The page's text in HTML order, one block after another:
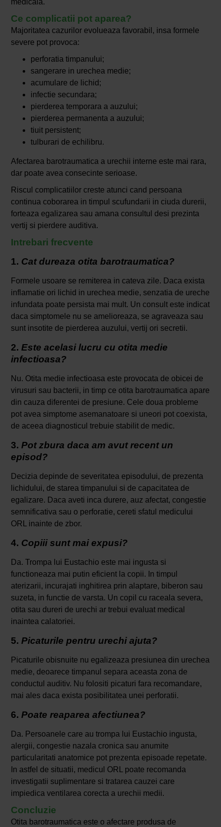
medicala.
Ce complicatii pot aparea?
Majoritatea cazurilor evolueaza favorabil, insa formele
severe pot provoca:
perforatia timpanului;
sangerare in urechea medie;
acumulare de lichid;
infectie secundara;
pierderea temporara a auzului;
pierderea permanenta a auzului;
tiuit persistent;
tulburari de echilibru.
Afectarea barotraumatica a urechii interne este mai rara,
dar poate avea consecinte serioase.
Riscul complicatiilor creste atunci cand persoana
continua coborarea in timpul scufundarii in ciuda durerii,
forteaza egalizarea sau amana consultul desi prezinta
vertij si pierdere auditiva.
Intrebari frecvente
1. Cat dureaza otita barotraumatica?
Formele usoare se remiterea in cateva zile. Daca exista
inflamatie ori lichid in urechea medie, senzatia de ureche
infundata poate persista mai mult. Un consult este indicat
daca simptomele nu se amelioreaza, se agraveaza sau
sunt insotite de pierderea auzului, vertij ori secretii.
2. Este acelasi lucru cu otita medie
infectioasa?
Nu. Otita medie infectioasa este provocata de obicei de
virusuri sau bacterii, in timp ce otita barotraumatica apare
din cauza diferentei de presiune. Cele doua probleme
pot avea simptome asemanatoare si uneori pot coexista,
de aceea diagnosticul trebuie stabilit de medic.
3. Pot zbura daca am avut recent un
episod?
Decizia depinde de severitatea episodului, de prezenta
lichidului, de starea timpanului si de capacitatea de
egalizare. Daca aveti inca durere, auz afectat, congestie
semnificativa sau o perforatie, cereti sfatul medicului
ORL inainte de zbor.
4. Copiii sunt mai expusi?
Da. Trompa lui Eustachio este mai ingusta si
functioneaza mai putin eficient la copii. In timpul
aterizarii, incurajati inghitirea prin alaptare, biberon sau
suzeta, in functie de varsta. Un copil cu raceala severa,
otita sau dureri de urechi ar trebui evaluat medical
inaintea calatoriei.
5. Picaturile pentru urechi ajuta?
Picaturile obisnuite nu egalizeaza presiunea din urechea
medie, deoarece timpanul separa aceasta zona de
conductul auditiv. Nu folositi picaturi fara recomandare,
mai ales daca exista posibilitatea unei perforatii.
6. Poate reaparea afectiunea?
Da. Persoanele care au trompa lui Eustachio ingusta,
alergii, congestie nazala cronica sau anumite
particularitati anatomice pot prezenta episoade repetate.
In astfel de situatii, medicul ORL poate recomanda
investigatii suplimentare si tratarea cauzei care
impiedica ventilarea corecta a urechii medii.
Concluzie
Otita barotraumatica este o afectare produsa de